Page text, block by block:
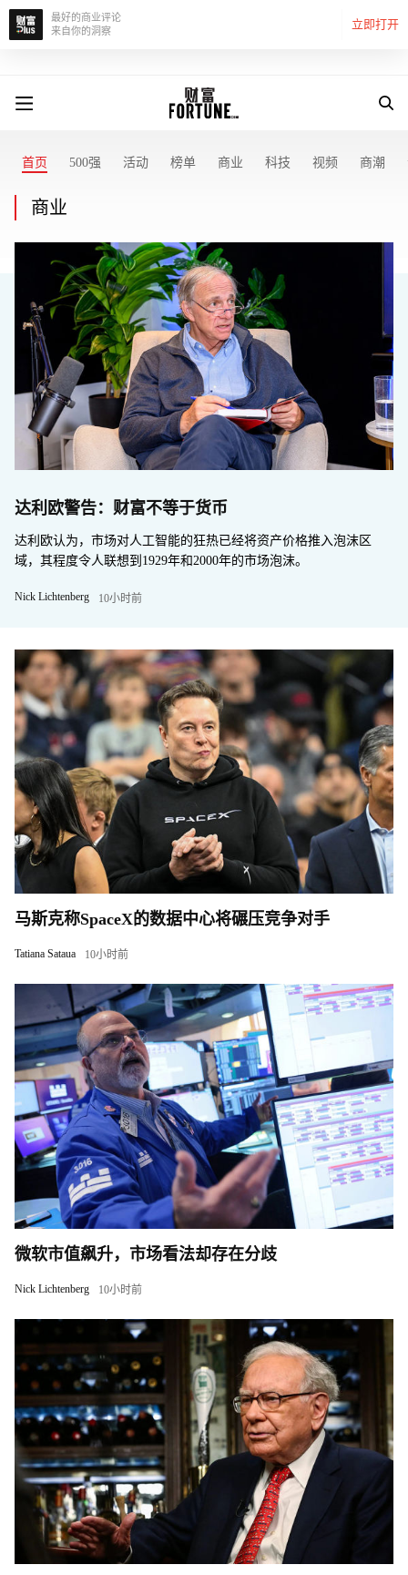
立即打开
最好的商业评论
来自你的洞察
首页 500强 活动 榜单 商业 科技 视频 商潮
商业
达利欧警告：财富不等于货币
达利欧认为，市场对人工智能的狂热已经将资产价格推入泡沫区
域，其程度令人联想到1929年和2000年的市场泡沫。
Nick Lichtenberg 10小时前
马斯克称SpaceX的数据中心将碾压竞争对手
Tatiana Sataua 10小时前
微软市值飙升，市场看法却存在分歧
Nick Lichtenberg 10小时前